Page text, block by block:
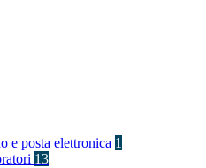
e posta elettronica 1
13